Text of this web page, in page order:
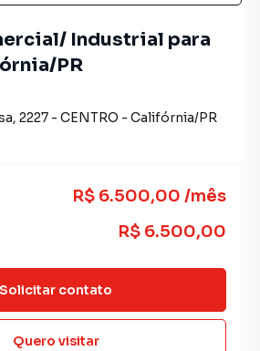
Industrial para
PR
, 2227 - CENTRO - Califórnia/PR
R$ 6.500,00 /mês
R$ 6.500,00
Solicitar contato
Quero visitar